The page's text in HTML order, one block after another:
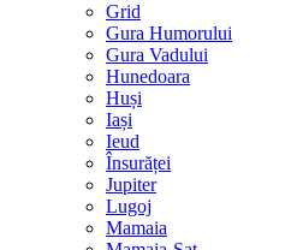
Grid
Gura Humorului
Gura Vadului
Hunedoara
Huși
Iași
Ieud
Însurăței
Jupiter
Lugoj
Mamaia